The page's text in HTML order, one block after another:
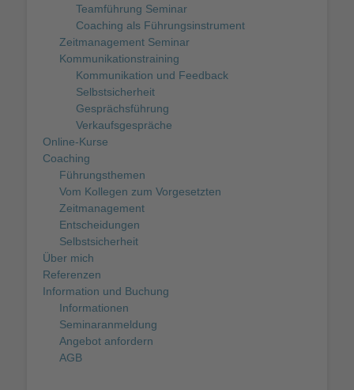
Teamführung Seminar
Coaching als Führungsinstrument
Zeitmanagement Seminar
Kommunikationstraining
Kommunikation und Feedback
Selbstsicherheit
Gesprächsführung
Verkaufsgespräche
Online-Kurse
Coaching
Führungsthemen
Vom Kollegen zum Vorgesetzten
Zeitmanagement
Entscheidungen
Selbstsicherheit
Über mich
Referenzen
Information und Buchung
Informationen
Seminaranmeldung
Angebot anfordern
AGB